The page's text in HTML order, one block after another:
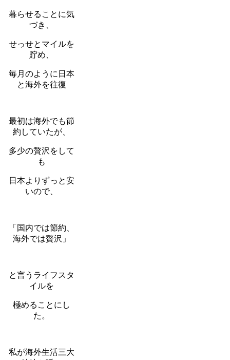
暮らせることに気
づき、
せっせとマイルを
貯め、
毎月のように日本
と海外を往復
最初は海外でも節
約していたが、
多少の贅沢をして
も
日本よりずっと安
いので、
「国内では節約、
海外では贅沢」
と言うライフスタ
イルを
極めることにし
た。
私が海外生活三大